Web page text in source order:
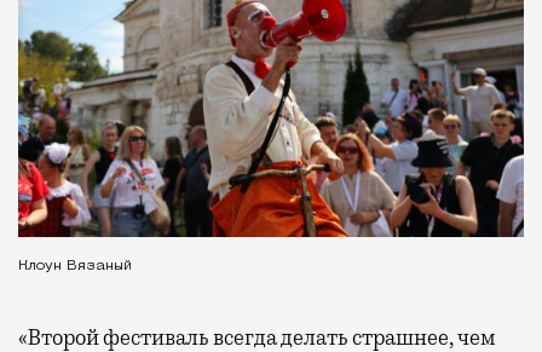
Клоун Вязаный
«Второй фестиваль всегда делать страшнее, чем